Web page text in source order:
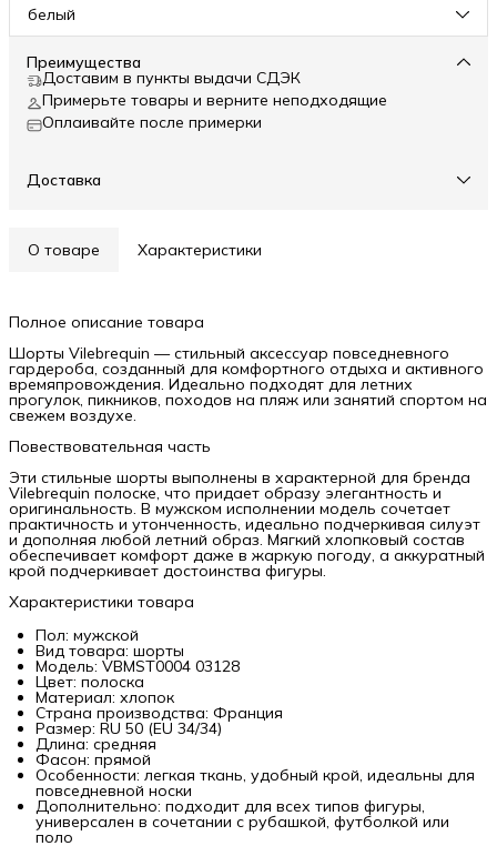
белый
Преимущества
Доставим в пункты выдачи СДЭК
Примерьте товары и верните неподходящие
Оплаивайте после примерки
Доставка
О товаре Характеристики
Полное описание товара
Шорты Vilebrequin — стильный аксессуар повседневного
гардероба, созданный для комфортного отдыха и активного
времяпровождения. Идеально подходят для летних
прогулок, пикников, походов на пляж или занятий спортом на
свежем воздухе.
Повествовательная часть
Эти стильные шорты выполнены в характерной для бренда
Vilebrequin полоске, что придает образу элегантность и
оригинальность. В мужском исполнении модель сочетает
практичность и утонченность, идеально подчеркивая силуэт
и дополняя любой летний образ. Мягкий хлопковый состав
обеспечивает комфорт даже в жаркую погоду, а аккуратный
крой подчеркивает достоинства фигуры.
Характеристики товара
Пол: мужской
Вид товара: шорты
Модель: VBMST0004 03128
Цвет: полоска
Материал: хлопок
Страна производства: Франция
Размер: RU 50 (EU 34/34)
Длина: средняя
Фасон: прямой
Особенности: легкая ткань, удобный крой, идеальны для
повседневной носки
Дополнительно: подходит для всех типов фигуры,
универсален в сочетании с рубашкой, футболкой или
поло